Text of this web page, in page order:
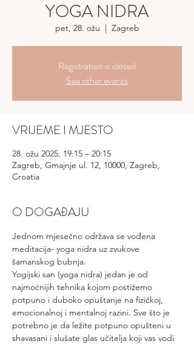
YOGA NIDRA
pet, 28. ožu
  |
Zagreb
Registration is closed
See other events
VRIJEME I MJESTO
28. ožu 2025. 19:15 – 20:15
Zagreb, Gmajnje ul. 12, 10000, Zagreb,
Croatia
O DOGAĐAJU
Jednom mjesečno održava se vođena
meditacija- yoga nidra uz zvukove
šamanskog bubnja.
Yogijski san (yoga nidra) jedan je od
najmoćnijih tehnika kojom postižemo
potpuno i duboko opuštanje na fizičkoj,
emocionalnoj i mentalnoj razini. Sve što je
potrebno je da ležite potpuno opušteni u
shavasani i slušate glas učitelja koji vas vodi